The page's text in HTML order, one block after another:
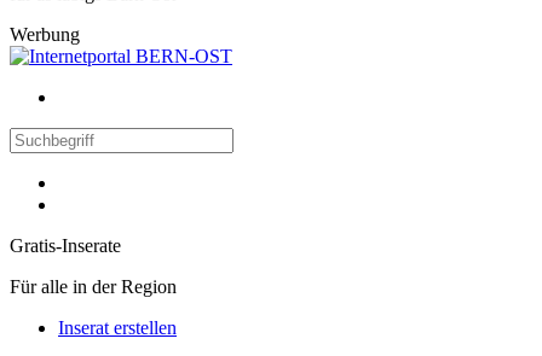
Werbung
Gratis-Inserate
Für alle in der Region
Inserat erstellen